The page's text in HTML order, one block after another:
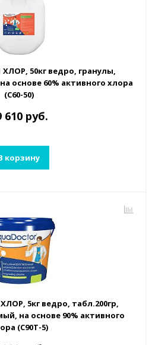
ХЛОР, 50кг ведро, гранулы,
основе 60% активного хлора
(С60-50)
610 руб.
корзину
5кг ведро, табл.200гр,
на основе 90% активного
(C90T-5)